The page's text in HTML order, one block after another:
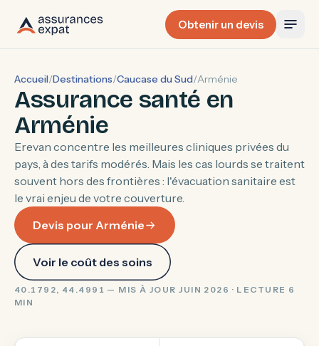
Obtenir un devis
Accueil/Destinations/Caucase du Sud/Arménie
Assurance santé en
Arménie
Erevan concentre les meilleures cliniques privées du
pays, à des tarifs modérés. Mais les cas lourds se traitent
souvent hors des frontières : l'évacuation sanitaire est
le vrai enjeu de votre couverture.
Devis pour Arménie
Voir le coût des soins
40.1792, 44.4991 — MIS À JOUR JUIN 2026 · LECTURE 6
MIN